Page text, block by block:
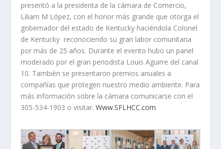
presentó a la presidenta de la cámara de Comercio,
Liliam M López, con el honor más grande que otorga el
gobernador del estado de Kentucky haciéndola Colonel
de Kentucky reconociendo su gran labor comunitaria
por más de 25 años. Durante el evento hubo un panel
moderado por el gran periodista Louis Aguirre del canal
10. También se presentaron premios anuales a
compañías que protegen nuestro medio ambiente. Para
más información sobre la cámara comunicarse con el
305-534-1903 o visitar.Www.SFLHCC.com